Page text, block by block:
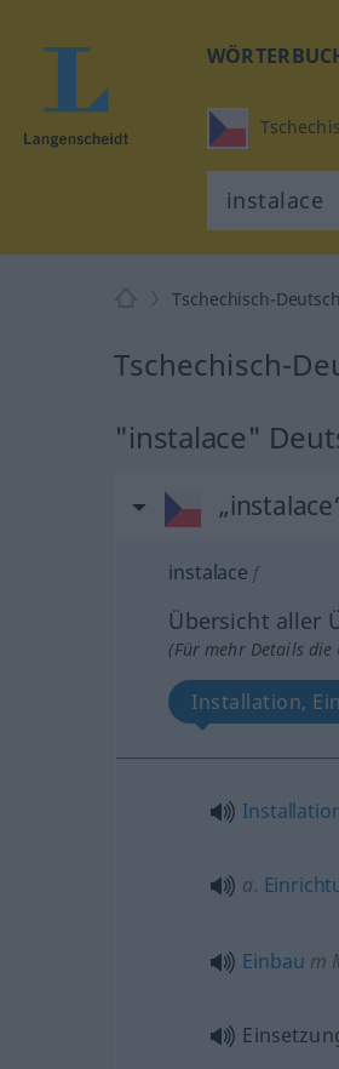
Tschechisch-
Tschechisch-
"instalace"
instalace f
Übersicht aller
(Für mehr Details
Installation,
a.
Einbau m